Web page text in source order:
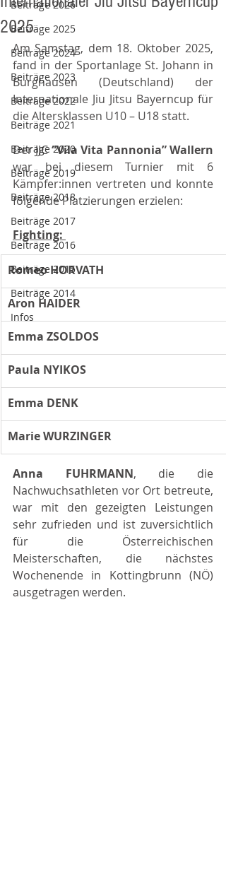
Beiträge 2026
Beiträge 2025
Beiträge 2024
Beiträge 2023
Beiträge 2022
Beiträge 2021
Beiträge 2020
Beiträge 2019
Beiträge 2018
Beiträge 2017
Beiträge 2016
Beiträge 2015
Beiträge 2014
Infos
2025
Am Samstag, dem 18. Oktober 2025,
fand in der Sportanlage St. Johann in
Burghausen (Deutschland) der
Internationale Jiu Jitsu Bayerncup für
die Altersklassen U10 – U18 statt.
Der JJC
war bei diesem Turnier mit 6
Kämpfer:innen vertreten und konnte
folgende Platzierungen erzielen:
Fighting:
Romeo HORVATH
Aron HAIDER
Emma ZSOLDOS
Paula NYIKOS
Emma DENK
Marie WURZINGER
Anna FUHRMANN, die die
Nachwuchsathleten vor Ort betreute,
war mit den gezeigten Leistungen
sehr zufrieden und ist zuversichtlich
für die Österreichischen
Meisterschaften, die nächstes
Wochenende in Kottingbrunn (NÖ)
ausgetragen werden.